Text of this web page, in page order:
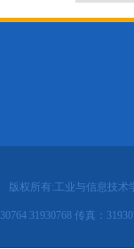
版权所有:工业与信息技
31930768 传真：